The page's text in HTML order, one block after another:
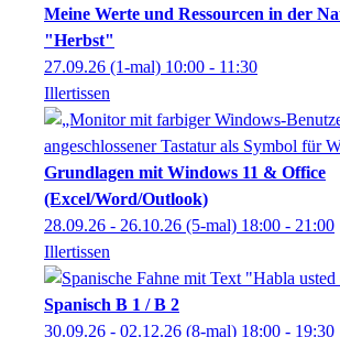
Meine Werte und Ressourcen in der
"Herbst"
27.09.26 (1-mal) 10:00 - 11:30
Illertissen
Grundlagen mit Windows 11 & Office
(Excel/Word/Outlook)
28.09.26 - 26.10.26 (5-mal) 18:00 - 21:00
Illertissen
Spanisch B 1 / B 2
30.09.26 - 02.12.26 (8-mal) 18:00 - 19:30